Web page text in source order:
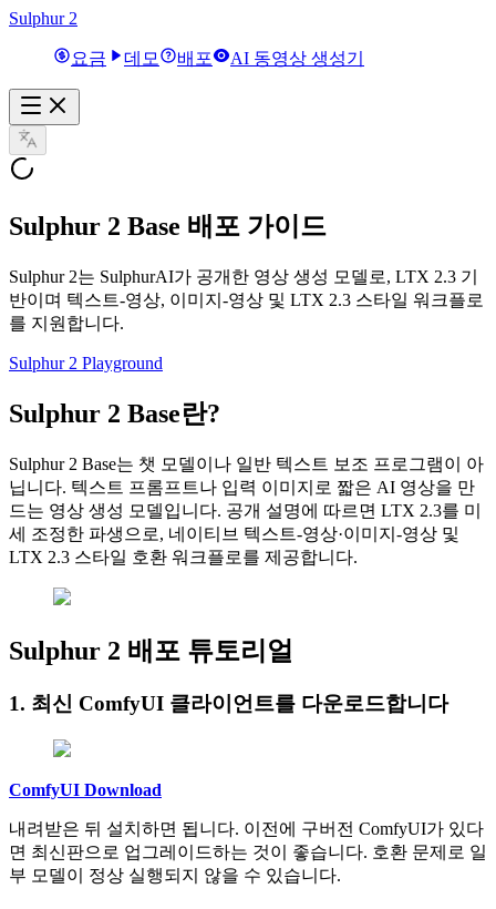
Sulphur 2
요금 데모 배포 AI 동영상 생성기
Sulphur 2 Base 배포 가이드
Sulphur 2는 SulphurAI가 공개한 영상 생성 모델로, LTX 2.3 기
반이며 텍스트‑영상, 이미지‑영상 및 LTX 2.3 스타일 워크플로
를 지원합니다.
Sulphur 2 Playground
Sulphur 2 Base란?
Sulphur 2 Base는 챗 모델이나 일반 텍스트 보조 프로그램이 아
닙니다. 텍스트 프롬프트나 입력 이미지로 짧은 AI 영상을 만
드는 영상 생성 모델입니다. 공개 설명에 따르면 LTX 2.3를 미
세 조정한 파생으로, 네이티브 텍스트‑영상·이미지‑영상 및
LTX 2.3 스타일 호환 워크플로를 제공합니다.
Sulphur 2 배포 튜토리얼
1. 최신 ComfyUI 클라이언트를 다운로드합니다
ComfyUI Download
내려받은 뒤 설치하면 됩니다. 이전에 구버전 ComfyUI가 있다
면 최신판으로 업그레이드하는 것이 좋습니다. 호환 문제로 일
부 모델이 정상 실행되지 않을 수 있습니다.